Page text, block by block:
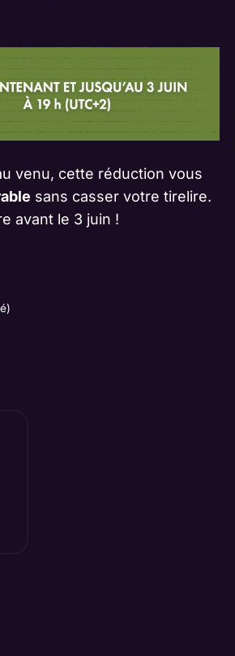
venu, cette réduction vous
sans casser votre tirelire.
avant le 3 juin !